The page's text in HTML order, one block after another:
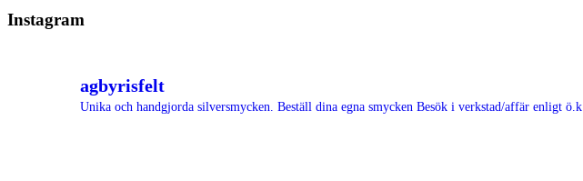
Instagram
agbyrisfelt
Unika och handgjorda silversmycken. Beställ dina egna smycken Besök i verkstad/affär enligt ö.k.